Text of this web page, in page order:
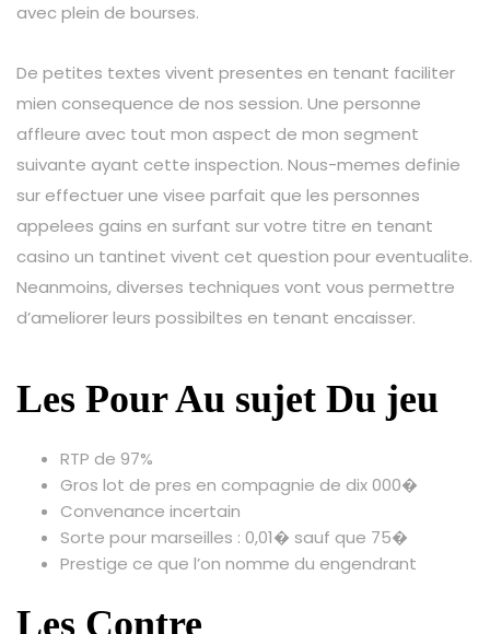
avec plein de bourses.
De petites textes vivent presentes en tenant faciliter
mien consequence de nos session. Une personne
affleure avec tout mon aspect de mon segment
suivante ayant cette inspection. Nous-memes definie
sur effectuer une visee parfait que les personnes
appelees gains en surfant sur votre titre en tenant
casino un tantinet vivent cet question pour eventualite.
Neanmoins, diverses techniques vont vous permettre
d’ameliorer leurs possibiltes en tenant encaisser.
Les Pour Au sujet Du jeu
RTP de 97%
Gros lot de pres en compagnie de dix 000�
Convenance incertain
Sorte pour marseilles : 0,01� sauf que 75�
Prestige ce que l’on nomme du engendrant
Les Contre